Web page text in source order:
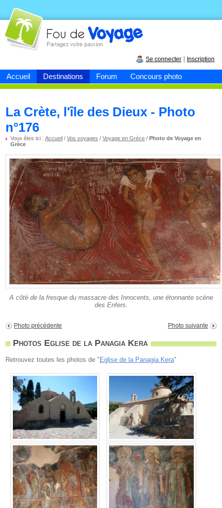
Accueil Destinations Forum Concours photo
Fou devoyage
Se connecter Inscription
La Crète, l'île des Dieux - Photo
n°176
Vous êtes ici :Accueil /Vos voyages /Voyage en Grèce /Photo de Voyage en
Grèce
A côté de la fresque du massacre des Innocents, une étonnante scène
des Enfers.
Photo précédente Photo suivante
Photos Eglise de la Panagia Kera
Retrouvez toutes les photos de " Eglise de la Panagia Kera"